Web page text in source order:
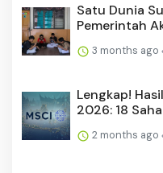
Satu Dunia
Pemerintah
3 months ago
Lengkap!
2026: 18
2 months ago